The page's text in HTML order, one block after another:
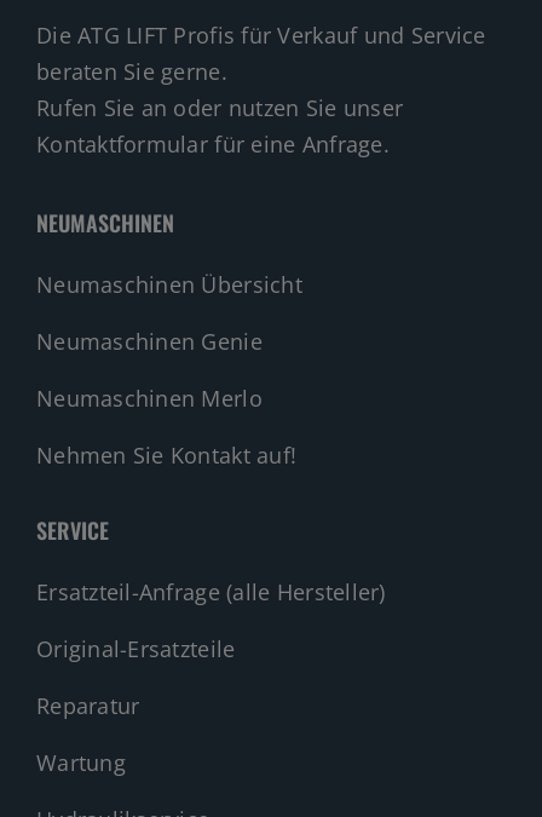
Die ATG LIFT Profis für Verkauf und Service
beraten Sie gerne.
Rufen Sie an oder nutzen Sie unser
Kontaktformular für eine Anfrage.
NEUMASCHINEN
Neumaschinen Übersicht
Neumaschinen Genie
Neumaschinen Merlo
Nehmen Sie Kontakt auf!
SERVICE
Ersatzteil-Anfrage (alle Hersteller)
Original-Ersatzteile
Reparatur
Wartung